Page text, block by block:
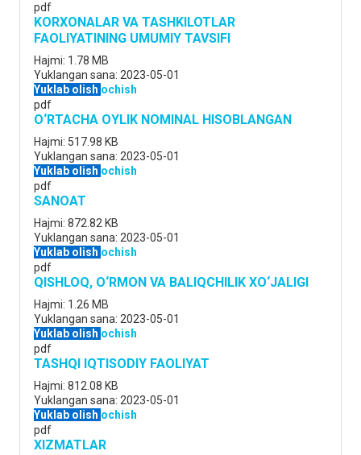
pdf
KORXONALAR VA TASHKILOTLAR
FAOLIYATINING UMUMIY TAVSIFI
Hajmi: 1.78 MB
Yuklangan sana: 2023-05-01
Yuklab olish ochish
pdf
O‘RTACHA OYLIK NOMINAL HISOBLANGAN
Hajmi: 517.98 KB
Yuklangan sana: 2023-05-01
Yuklab olish ochish
pdf
SANOAT
Hajmi: 872.82 KB
Yuklangan sana: 2023-05-01
Yuklab olish ochish
pdf
QISHLOQ, O‘RMON VA BALIQCHILIK XO‘JALIGI
Hajmi: 1.26 MB
Yuklangan sana: 2023-05-01
Yuklab olish ochish
pdf
TASHQI IQTISODIY FAOLIYAT
Hajmi: 812.08 KB
Yuklangan sana: 2023-05-01
Yuklab olish ochish
pdf
XIZMATLAR